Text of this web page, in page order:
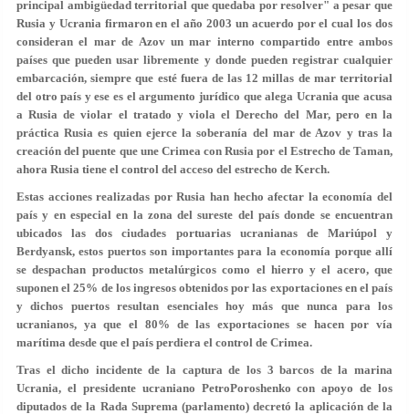
principal ambigüedad territorial que quedaba por resolver" a pesar que
Rusia y Ucrania firmaron en el año 2003 un acuerdo por el cual los dos
consideran el mar de Azov un mar interno compartido entre ambos
países que pueden usar libremente y donde pueden registrar cualquier
embarcación, siempre que esté fuera de las 12 millas de mar territorial
del otro país y ese es el argumento jurídico que alega Ucrania que acusa
a Rusia de violar el tratado y viola el Derecho del Mar, pero en la
práctica Rusia es quien ejerce la soberanía del mar de Azov y tras la
creación del puente que une Crimea con Rusia por el Estrecho de Taman,
ahora Rusia tiene el control del acceso del estrecho de Kerch.
Estas acciones realizadas por Rusia han hecho afectar la economía del
país y en especial en la zona del sureste del país donde se encuentran
ubicados las dos ciudades portuarias ucranianas de Mariúpol y
Berdyansk, estos puertos son importantes para la economía porque allí
se despachan productos metalúrgicos como el hierro y el acero, que
suponen el 25% de los ingresos obtenidos por las exportaciones en el país
y dichos puertos resultan esenciales hoy más que nunca para los
ucranianos, ya que el 80% de las exportaciones se hacen por vía
marítima desde que el país perdiera el control de Crimea.
Tras el dicho incidente de la captura de los 3 barcos de la marina
Ucrania, el presidente ucraniano PetroPoroshenko con apoyo de los
diputados de la Rada Suprema (parlamento) decretó la aplicación de la